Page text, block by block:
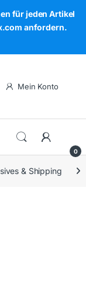
für jeden Artikel
anfordern.
Mein Konto
0
& Shipping